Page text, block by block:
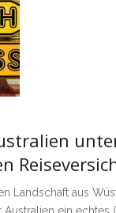
Landschaft aus
ein echtes